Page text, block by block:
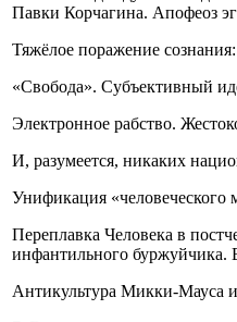
Павки Корчагина. Апофеоз
Тяжёлое поражение
«Свобода». Субъективный
Электронное рабство.
И, разумеется, никаких
Унификация
Переплавка Человека в
инфантильного буржуйчика.
Антикультура Микки-Мауса